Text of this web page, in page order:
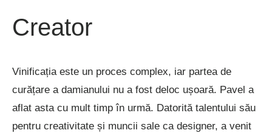
Creator
Vinificația este un proces complex, iar partea de
curățare a damianului nu a fost deloc ușoară. Pavel a
aflat asta cu mult timp în urmă. Datorită talentului său
pentru creativitate și muncii sale ca designer, a venit